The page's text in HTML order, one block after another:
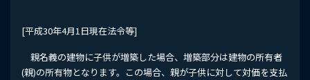
[平成30年4月1日現在法令等]
親名義の建物に子供が増築した場合、増築部分は建物の所有者
(親)の所有物となります。この場合、親が子供に対して対価を支払